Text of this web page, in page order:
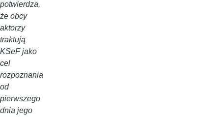
potwierdza,
że obcy
aktorzy
traktują
KSeF jako
cel
rozpoznania
od
pierwszego
dnia jego